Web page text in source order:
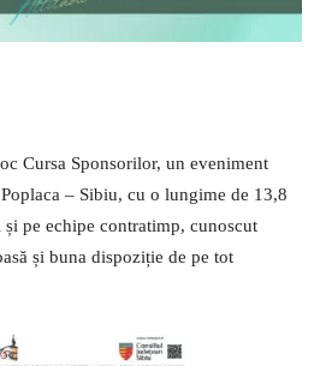
Cursa Sponsorilor, un eveniment
– Sibiu, cu o lungime de 13,8
pe echipe contratimp, cunoscut
și buna dispoziție de pe tot